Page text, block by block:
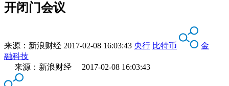
开闭门会议
来源： 新浪财经 2017-02-08 16:03:43 央行 比特币
金
融科技
来源：新浪财经 2017-02-08 16:03:43